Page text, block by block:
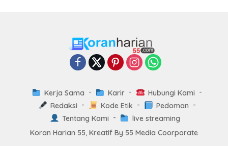
Kerja Sama Karir
Hubungi Kami
Redaksi
Kode Etik
Pedoman
Tentang Kami
live streaming
Koran Harian 55, Kreatif By 55 Media Coorporate